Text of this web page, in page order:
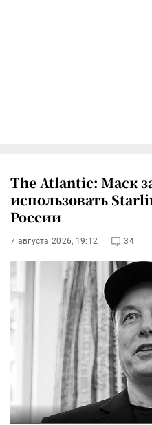
The Atlantic: Маск
использовать
России
7 августа 2026, 19:12 34